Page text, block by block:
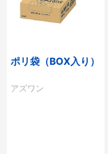
ポリ袋（BOX入り）
アズワン